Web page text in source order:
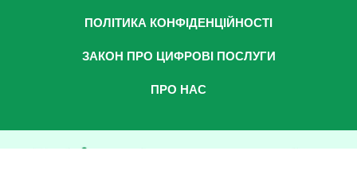
ПОЛІТИКА КОНФІДЕНЦІЙНОСТІ
ЗАКОН ПРО ЦИФРОВІ ПОСЛУГИ
ПРО НАС